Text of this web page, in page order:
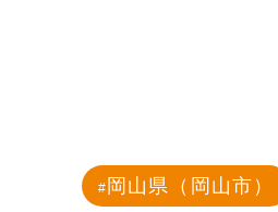
岡山県（岡山市）